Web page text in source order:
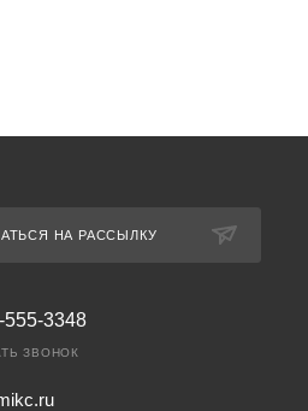
НА РАССЫЛКУ
555-3348
ЗВОНОК